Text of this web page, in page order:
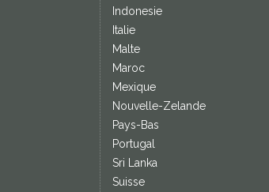
Indonesie
Italie
Malte
Maroc
Mexique
Nouvelle-Zelande
Pays-Bas
Portugal
Sri Lanka
Suisse